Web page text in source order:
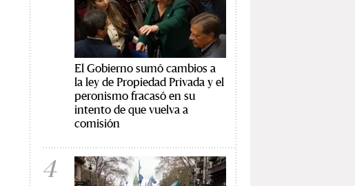
El Gobierno sumó cambios a
la ley de Propiedad Privada y el
peronismo fracasó en su
intento de que vuelva a
comisión
4